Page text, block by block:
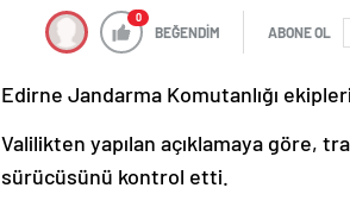
0
BEĞENDİM ABONE OL
Edirne Jandarma Komutanlığı
Valilikten yapılan açıklamaya göre,
sürücüsünü kontrol etti.